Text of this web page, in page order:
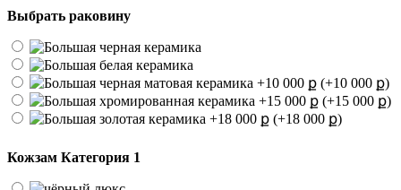
Выбрать раковину
(+10 000 ք)
(+15 000 ք)
(+18 000 ք)
Кожзам Категория 1